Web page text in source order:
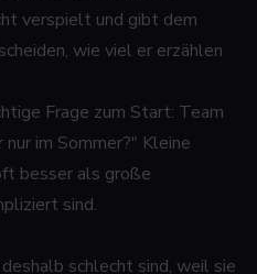
verspielt und gibt dem
wie viel er erzählen
Frage zum Start: Team
nur im Sommer?" Kleine
besser als große
sind.
schlecht sind, weil sie